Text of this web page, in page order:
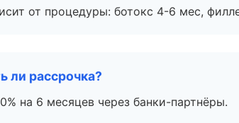
от процедуры: ботокс 4-6 мес,
ли рассрочка?
на 6 месяцев через банки-партнёры.